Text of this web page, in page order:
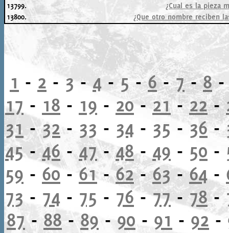
13799.
¿Cual es la pieza
13800.
¿Que otro nombre reciben
1 - 2 -3- 4 -5-6-7-8
17 - 18 - 19 - 20-21-22-
31 -32- 33 - 34 - 35 -36-
45-46-47-48- 49 - 50 -
59 - 60- 61-62-63-64-
73 - 74 - 75 - 76-77-78-
87 -88-89 - 90 - 91 - 92-